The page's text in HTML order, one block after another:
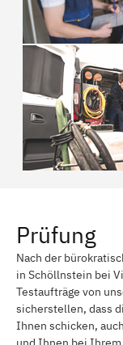
Prüfung
Nach der
in Schöllnstein bei
Testaufträge von
sicherstellen, dass
Ihnen schicken,